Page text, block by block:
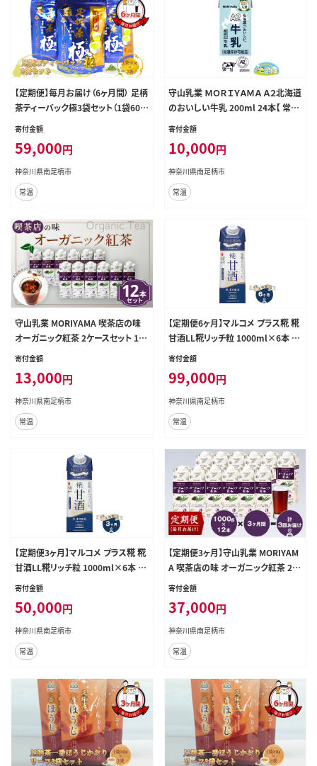
【定期便】毎月お届け（6ヶ月間） 足柄
茶ティーバック極3袋セット（1袋60ｇ
×3袋）【 お茶 ギフト プレゼント 贈り
物 神奈川県 南足柄市 】
寄付金額
59,000円
神奈川県南足柄市
常温
守山乳業 ＭＯＲＩＹＡＭＡ Ａ２北海道
のおいしい牛乳 200ml 24本【 常温
保存可 おいしい 飲料 まとめ買い 神
奈川県 南足柄市 】
寄付金額
10,000円
神奈川県南足柄市
常温
守山乳業 MORIYAMA 喫茶店の味
オーガニック紅茶 2ケースセット 10
00ｇ×12本【 飲料 神奈川県 南足柄
寄付金額
13,000円
神奈川県南足柄市
常温
【定期便6ヶ月】マルコメ プラス糀 糀
甘酒LL糀リッチ粒 1000ml×6本 無
塩タイプ 甘酒【 神奈川県 南足柄市 】
寄付金額
99,000円
神奈川県南足柄市
常温
【定期便3ヶ月】マルコメ プラス糀 糀
甘酒LL糀リッチ粒 1000ml×6本 無
塩タイプ 甘酒【 神奈川県 南足柄市 】
寄付金額
50,000円
神奈川県南足柄市
常温
【定期便3ヶ月】守山乳業 MORIYAM
A 喫茶店の味 オーガニック紅茶 2ケ
ースセット 1000ｇ×12本【 飲料 神
寄付金額
37,000円
神奈川県南足柄市
常温